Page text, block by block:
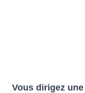
Vous dirigez